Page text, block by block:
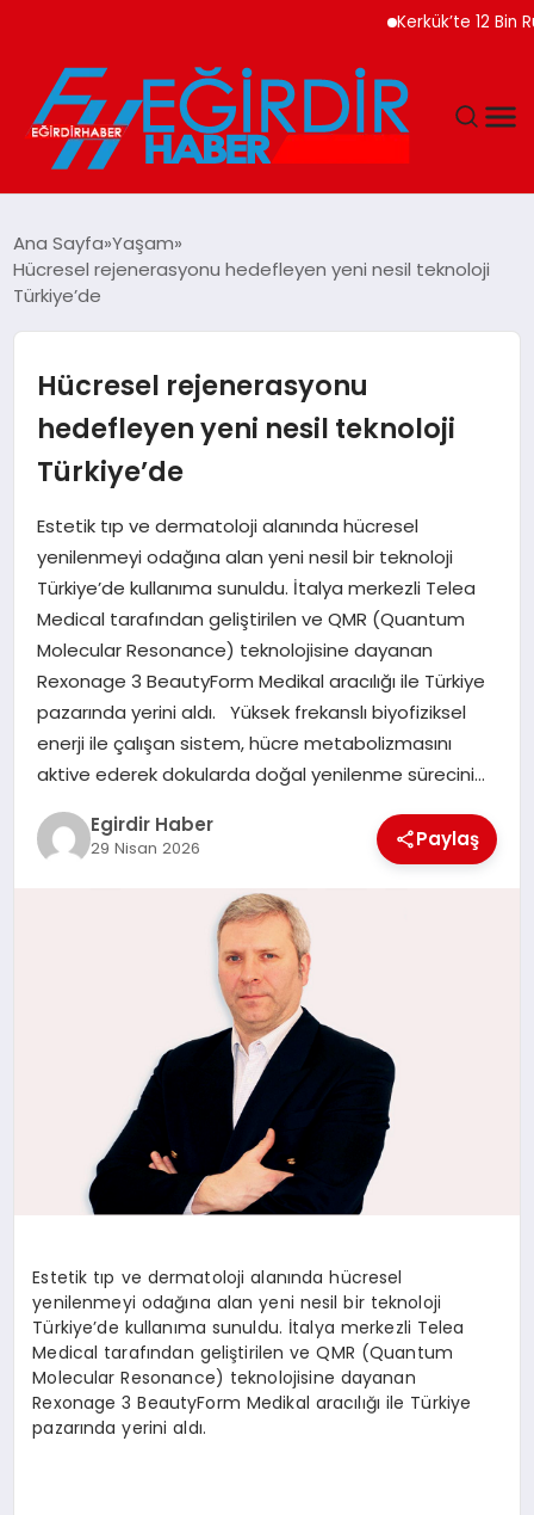
Kerkük’te 12 Bin
EĞITIM
MAGAZIN
SIYASET
SPOR
TEKNOLOJI
YAŞAM
Ana Sayfa Yaşam
Hücresel rejenerasyonu hedefleyen yeni nesil teknoloji
Türkiye’de
Hücresel rejenerasyonu
hedefleyen yeni nesil teknoloji
Türkiye’de
Estetik tıp ve dermatoloji alanında hücresel
yenilenmeyi odağına alan yeni nesil bir teknoloji
Türkiye’de kullanıma sunuldu. İtalya merkezli Telea
Medical tarafından geliştirilen ve QMR (Quantum
Molecular Resonance) teknolojisine dayanan
Rexonage 3 BeautyForm Medikal aracılığı ile Türkiye
pazarında yerini aldı. Yüksek frekanslı biyofiziksel
enerji ile çalışan sistem, hücre metabolizmasını
aktive ederek dokularda doğal yenilenme sürecini…
Egirdir Haber
29 Nisan 2026 Paylaş
Estetik tıp ve dermatoloji alanında hücresel
yenilenmeyi odağına alan yeni nesil bir teknoloji
Türkiye’de kullanıma sunuldu. İtalya merkezli Telea
Medical tarafından geliştirilen ve QMR (Quantum
Molecular Resonance) teknolojisine dayanan
Rexonage 3 BeautyForm Medikal aracılığı ile Türkiye
pazarında yerini aldı.